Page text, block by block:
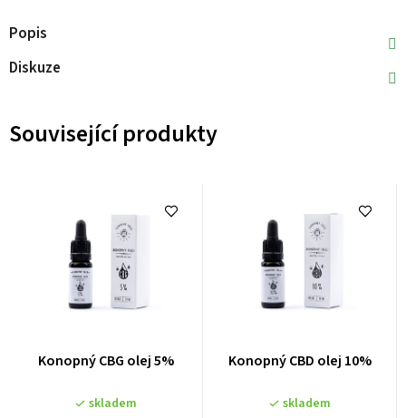
Popis
Diskuze
Související produkty
Konopný CBG olej 5%
skladem
Konopný CBD olej 10%
skladem